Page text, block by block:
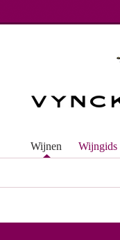
Wijnen Wijngids